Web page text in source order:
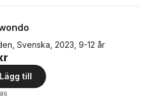
Svenska, 2023, 9-12 år
Lägg till